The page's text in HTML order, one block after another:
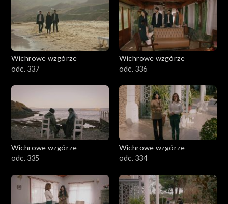
Wichrowe wzgórze
odc. 337
Wichrowe wzgórze
odc. 336
Wichrowe wzgórze
odc. 335
Wichrowe wzgórze
odc. 334